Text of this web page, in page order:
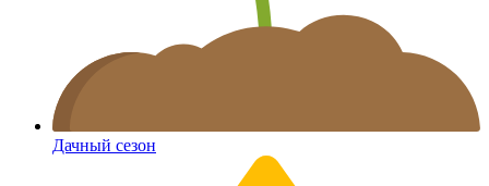
Дачный сезон